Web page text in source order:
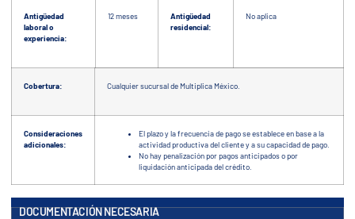
Antigüedad
laboral o
experiencia:
12 meses
Antigüedad
residencial:
No aplica
Cobertura: Cualquier sucursal de Multiplica México.
Consideraciones
adicionales:
El plazo y la frecuencia de pago se establece en base a la
actividad productiva del cliente y a su capacidad de pago.
No hay penalización por pagos anticipados o por
liquidación anticipada del crédito.
DOCUMENTACIÓN NECESARIA